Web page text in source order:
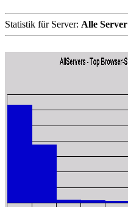
Statistik für Server: Alle Server